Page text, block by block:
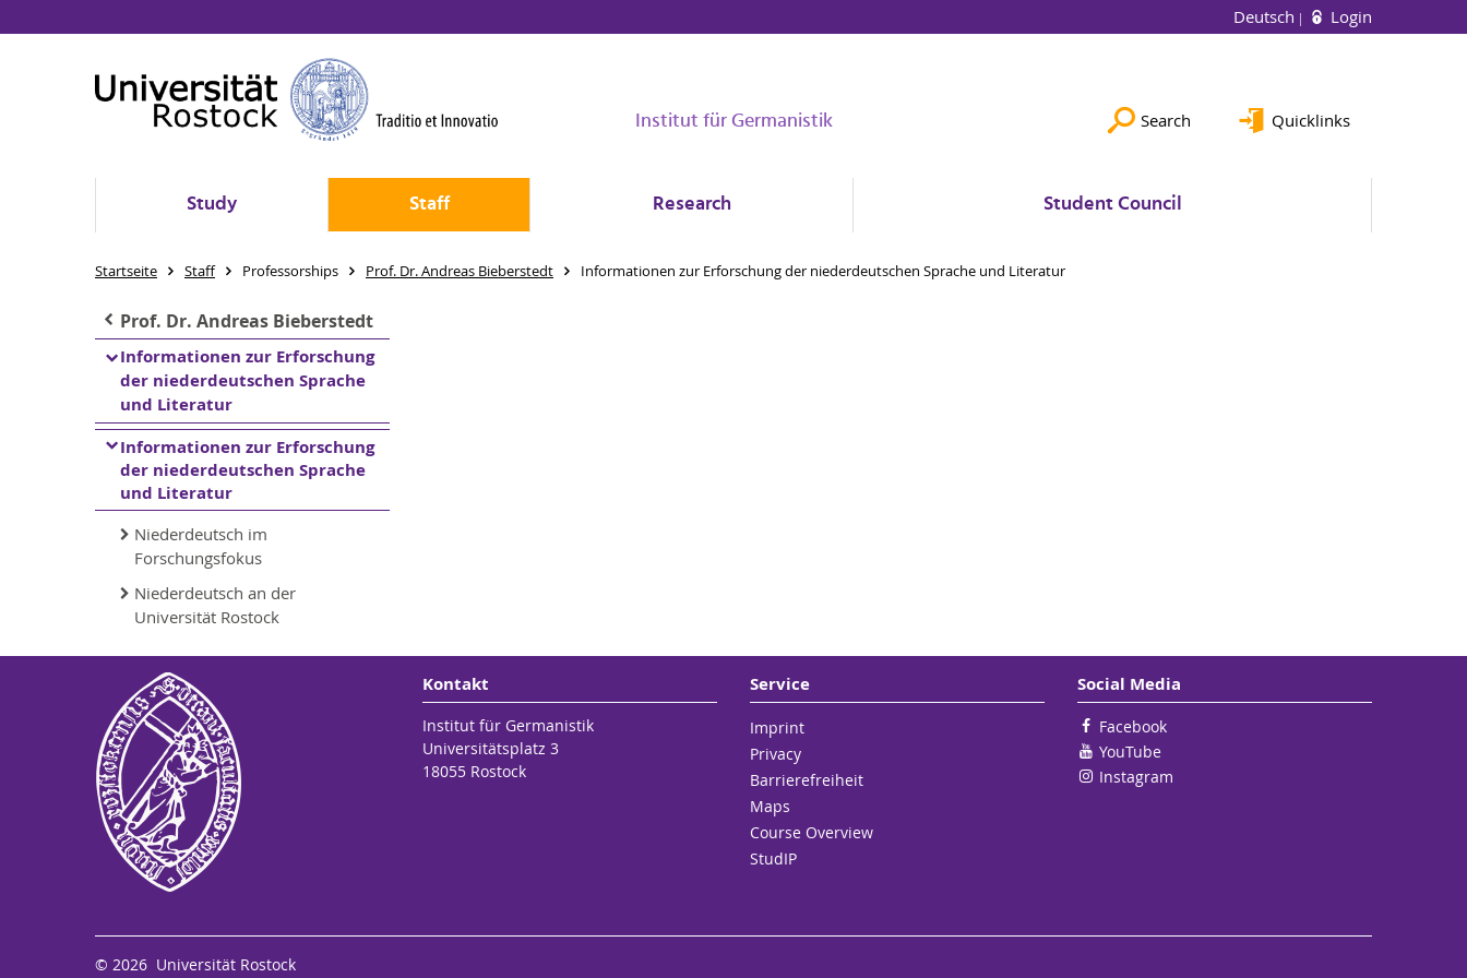
Deutsch Login
Institut für Germanistik Search Quicklinks
Study Staff Research Student Council
Startseite Staff Professorships Prof. Dr. Andreas Bieberstedt Informationen zur Erforschung der niederdeutschen Sprache und Literatur
Prof. Dr. Andreas Bieberstedt
Informationen zur Erforschung
der niederdeutschen Sprache
und Literatur
Informationen zur Erforschung
der niederdeutschen Sprache
und Literatur
Niederdeutsch im
Forschungsfokus
Niederdeutsch an der
Universität Rostock
Kontakt
Institut für Germanistik
Universitätsplatz 3
18055 Rostock
Service
Imprint
Privacy
Barrierefreiheit
Maps
Course Overview
StudIP
Social Media
Facebook
YouTube
Instagram
© 2026 Universität Rostock